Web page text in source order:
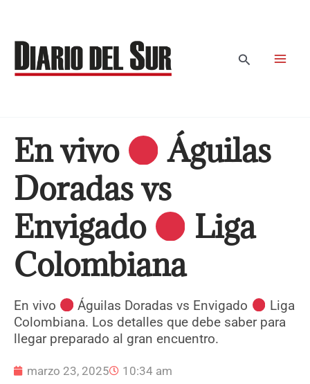
contenido
Buscar
En vivo
Águilas
Doradas vs
Envigado
Liga
Colombiana
En vivo Águilas Doradas vs Envigado
Liga
Colombiana. Los detalles que debe saber para
llegar preparado al gran encuentro.
marzo 23, 2025 10:34 am